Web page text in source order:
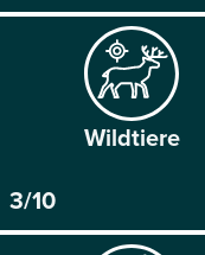
Wild­tiere
3/10